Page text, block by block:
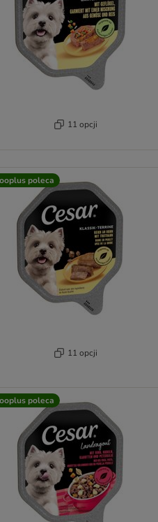
11 opcji
poleca
11 opcji
poleca